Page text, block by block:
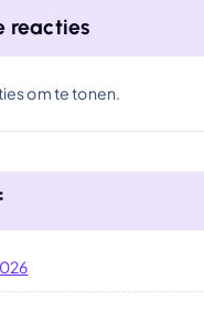
reacties
om te tonen.